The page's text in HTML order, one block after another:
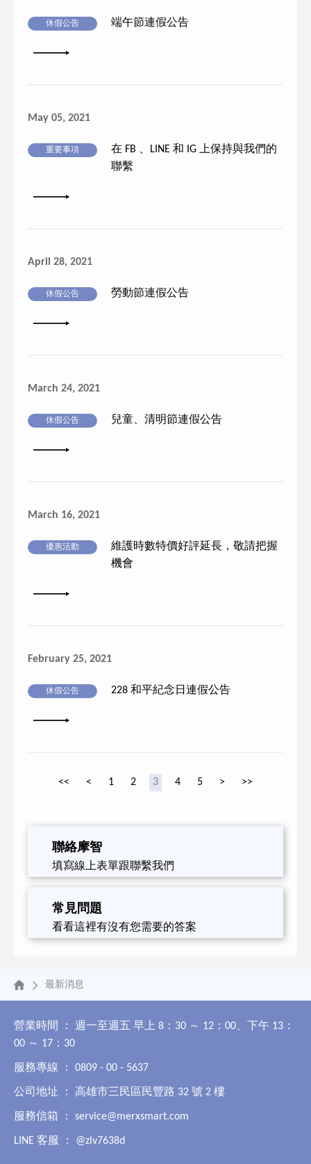
休假公告 端午節連假公告
詳細內容
May 05, 2021
重要事項
在 FB 、LINE 和 IG 上保持與我們的
聯繫
詳細內容
April 28, 2021
休假公告 勞動節連假公告
詳細內容
March 24, 2021
休假公告 兒童、清明節連假公告
詳細內容
March 16, 2021
優惠活動
維護時數特價好評延長，敬請把握
機會
詳細內容
February 25, 2021
休假公告 228 和平紀念日連假公告
詳細內容
<< < 1 2 3 4 5 > >>
聯絡摩智
填寫線上表單跟聯繫我們
常見問題
看看這裡有沒有您需要的答案
最新消息
營業時間 ： 週一至週五 早上 8：30 ～ 12：00、下午 13：
00 ～ 17：30
服務專線 ： 0809 - 00 - 5637
公司地址 ： 高雄市三民區民豐路 32 號 2 樓
服務信箱 ： service@merxsmart.com
LINE 客服 ： @zlv7638d